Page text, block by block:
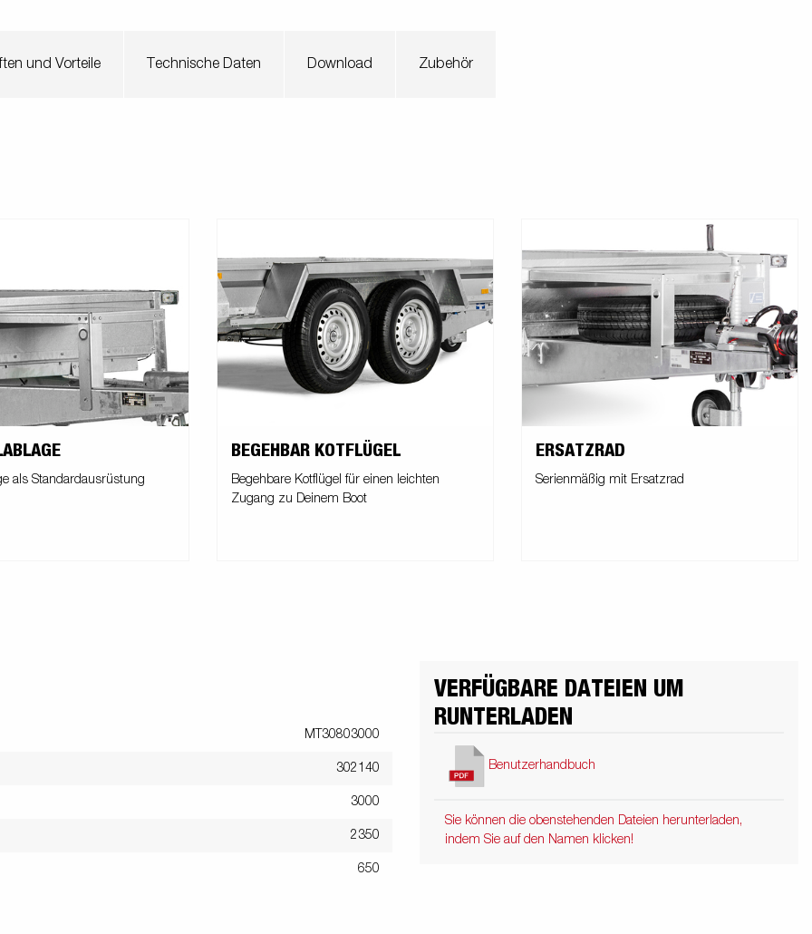
und Vorteile Technische Daten Download Zubehör
als Standardausrüstung
BEGEHBAR KOTFLÜGEL
Begehbare Kotflügel für einen leichten
Zugang zu Deinem Boot
ERSATZRAD
Serienmäßig mit Ersatzrad
MT30803000
302140
3000
2350
650
VERFÜGBARE DATEIEN UM
RUNTERLADEN
Benutzerhandbuch
Sie können die obenstehenden Dateien herunterladen,
indem Sie auf den Namen klicken!